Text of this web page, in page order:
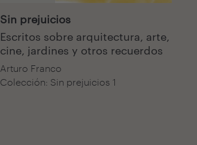
Sin prejuicios
Escritos sobre arquitectura, arte,
cine, jardines y otros recuerdos
Arturo Franco
Colección: Sin prejuicios 1